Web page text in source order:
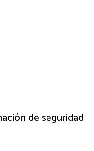
de seguridad